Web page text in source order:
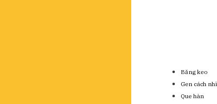
Băng keo
Gen cách
Que hàn